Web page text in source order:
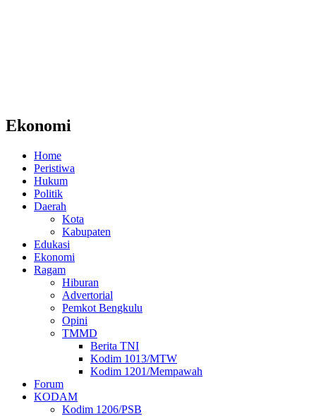
Ekonomi
Home
Peristiwa
Hukum
Politik
Daerah
Kota
Kabupaten
Edukasi
Ekonomi
Ragam
Hiburan
Advertorial
Pemkot Bengkulu
Opini
TMMD
Berita TNI
Kodim 1013/MTW
Kodim 1201/Mempawah
Forum
KODAM
Kodim 1206/PSB